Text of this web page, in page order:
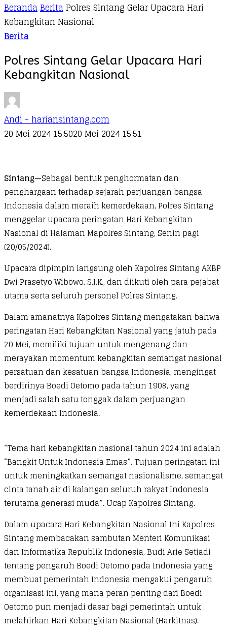
BerandaBeritaPolres Sintang Gelar Upacara Hari
Kebangkitan Nasional
Berita
Polres Sintang Gelar Upacara Hari
Kebangkitan Nasional
Andi - hariansintang.com
20 Mei 2024 15:5020 Mei 2024 15:51
Sintang—Sebagai bentuk penghormatan dan
penghargaan terhadap sejarah perjuangan bangsa
Indonesia dalam meraih kemerdekaan, Polres Sintang
menggelar upacara peringatan Hari Kebangkitan
Nasional di Halaman Mapolres Sintang, Senin pagi
(20/05/2024).
Upacara dipimpin langsung oleh Kapolres Sintang AKBP
Dwi Prasetyo Wibowo, S.I.K., dan diikuti oleh para pejabat
utama serta seluruh personel Polres Sintang.
Dalam amanatnya Kapolres Sintang mengatakan bahwa
peringatan Hari Kebangkitan Nasional yang jatuh pada
20 Mei, memiliki tujuan untuk mengenang dan
merayakan momentum kebangkitan semangat nasional
persatuan dan kesatuan bangsa Indonesia, mengingat
berdirinya Boedi Oetomo pada tahun 1908, yang
menjadi salah satu tonggak dalam perjuangan
kemerdekaan Indonesia.
“Tema hari kebangkitan nasional tahun 2024 ini adalah
“Bangkit Untuk Indonesia Emas”. Tujuan peringatan ini
untuk meningkatkan semangat nasionalisme, semangat
cinta tanah air di kalangan seluruh rakyat Indonesia
terutama generasi muda”. Ucap Kapolres Sintang.
Dalam upacara Hari Kebangkitan Nasional Ini Kapolres
Sintang membacakan sambutan Menteri Komunikasi
dan Informatika Republik Indonesia, Budi Arie Setiadi
tentang pengaruh Boedi Oetomo pada Indonesia yang
membuat pemerintah Indonesia mengakui pengaruh
organisasi ini, yang mana peran penting dari Boedi
Oetomo pun menjadi dasar bagi pemerintah untuk
melahirkan Hari Kebangkitan Nasional (Harkitnas).